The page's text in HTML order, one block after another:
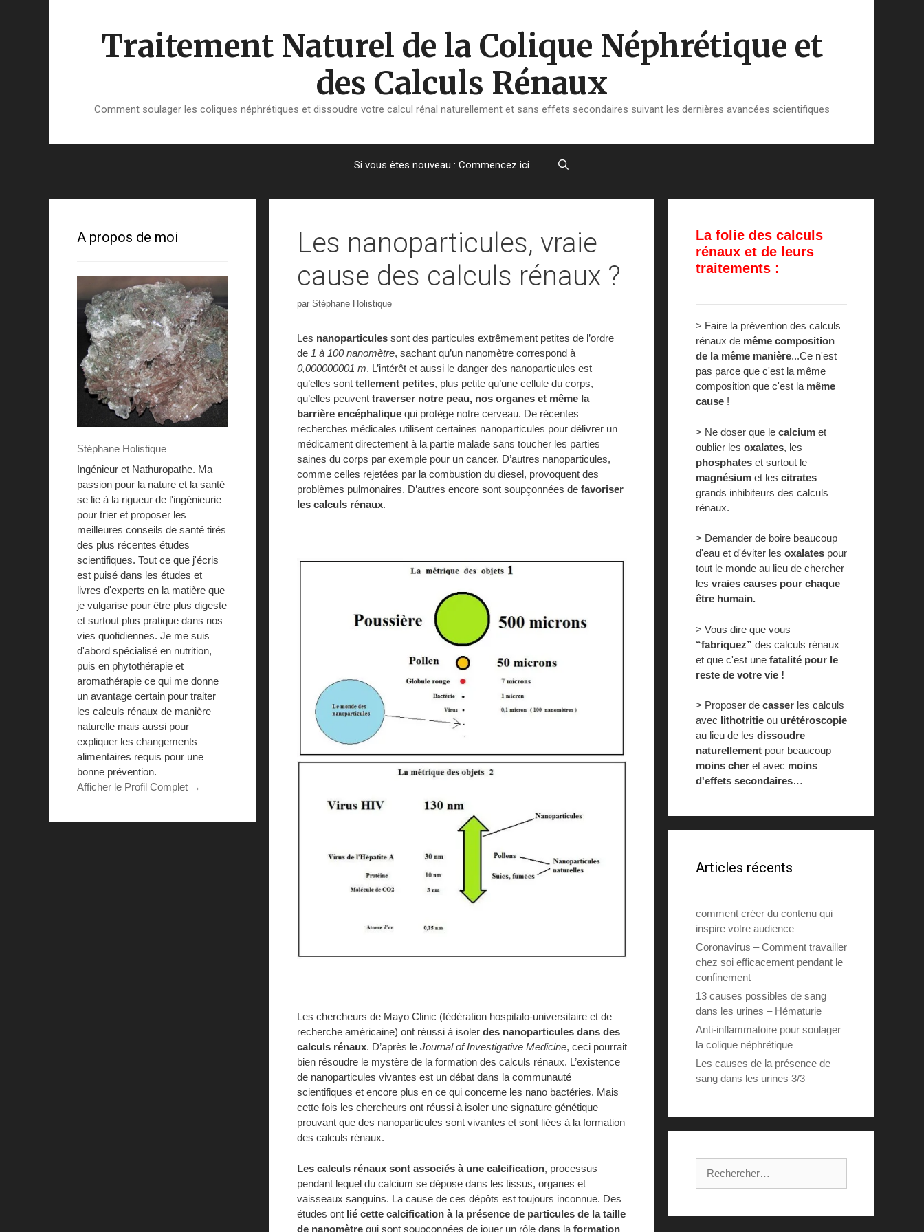
Traitement Naturel de la Colique Néphrétique et
des Calculs Rénaux
Comment soulager les coliques néphrétiques et dissoudre votre calcul rénal naturellement et sans effets secondaires suivant les dernières avancées scientifiques
Si vous êtes nouveau : Commencez ici
Les nanoparticules, vraie
cause des calculs rénaux ?
par Stéphane Holistique
Les nanoparticules sont des particules extrêmement petites de l’ordre
de 1 à 100 nanomètre, sachant qu’un nanomètre correspond à
0,000000001 m. L’intérêt et aussi le danger des nanoparticules est
qu’elles sont tellement petites, plus petite qu’une cellule du corps,
qu’elles peuvent traverser notre peau, nos organes et même la
barrière encéphalique qui protège notre cerveau. De récentes
recherches médicales utilisent certaines nanoparticules pour délivrer un
médicament directement à la partie malade sans toucher les parties
saines du corps par exemple pour un cancer. D’autres nanoparticules,
comme celles rejetées par la combustion du diesel, provoquent des
problèmes pulmonaires. D’autres encore sont soupçonnées de favoriser
les calculs rénaux.
Les chercheurs de Mayo Clinic (fédération hospitalo-universitaire et de
recherche américaine) ont réussi à isoler des nanoparticules dans des
calculs rénaux. D’après le Journal of Investigative Medicine, ceci pourrait
bien résoudre le mystère de la formation des calculs rénaux. L’existence
de nanoparticules vivantes est un débat dans la communauté
scientifiques et encore plus en ce qui concerne les nano bactéries. Mais
cette fois les chercheurs ont réussi à isoler une signature génétique
prouvant que des nanoparticules sont vivantes et sont liées à la formation
des calculs rénaux.
Les calculs rénaux sont associés à une calcification, processus
pendant lequel du calcium se dépose dans les tissus, organes et
vaisseaux sanguins. La cause de ces dépôts est toujours inconnue. Des
études ont lié cette calcification à la présence de particules de la taille
de nanomètre qui sont soupçonnées de jouer un rôle dans la formation
A propos de moi
Stéphane Holistique
Ingénieur et Nathuropathe. Ma
passion pour la nature et la santé
se lie à la rigueur de l'ingénieurie
pour trier et proposer les
meilleures conseils de santé tirés
des plus récentes études
scientifiques. Tout ce que j'écris
est puisé dans les études et
livres d'experts en la matière que
je vulgarise pour être plus digeste
et surtout plus pratique dans nos
vies quotidiennes. Je me suis
d'abord spécialisé en nutrition,
puis en phytothérapie et
aromathérapie ce qui me donne
un avantage certain pour traiter
les calculs rénaux de manière
naturelle mais aussi pour
expliquer les changements
alimentaires requis pour une
bonne prévention.
Afficher le Profil Complet →
La folie des calculs
rénaux et de leurs
traitements :
> Faire la prévention des calculs
rénaux de même composition
de la même manière...Ce n'est
pas parce que c'est la même
composition que c'est la même
cause !
> Ne doser que le calcium et
oublier les oxalates, les
phosphates et surtout le
magnésium et les citrates
grands inhibiteurs des calculs
rénaux.
> Demander de boire beaucoup
d'eau et d'éviter les oxalates pour
tout le monde au lieu de chercher
les vraies causes pour chaque
être humain.
> Vous dire que vous
“fabriquez” des calculs rénaux
et que c'est une fatalité pour le
reste de votre vie !
> Proposer de casser les calculs
avec lithotritie ou urétéroscopie
au lieu de les dissoudre
naturellement pour beaucoup
moins cher et avec moins
d'effets secondaires…
Articles récents
comment créer du contenu qui
inspire votre audience
Coronavirus – Comment travailler
chez soi efficacement pendant le
confinement
13 causes possibles de sang
dans les urines – Hématurie
Anti-inflammatoire pour soulager
la colique néphrétique
Les causes de la présence de
sang dans les urines 3/3